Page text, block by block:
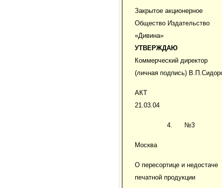
Закрытое акционерное
Общество Издательство
«Дивина»
УТВЕРЖДАЮ
Коммерческий директор
(личная подпись)
АКТ
21.03.04
№3
Москва
О пересортице и недостаче
печатной продукции